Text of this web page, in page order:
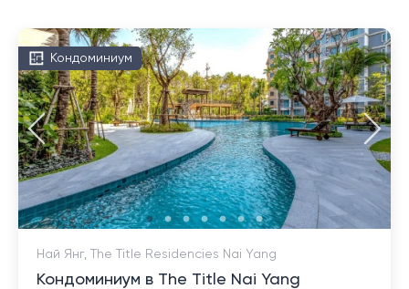
Кондоминиум
Най Янг, The Title Residencies Nai Yang
Кондоминиум в The Title Nai Yang